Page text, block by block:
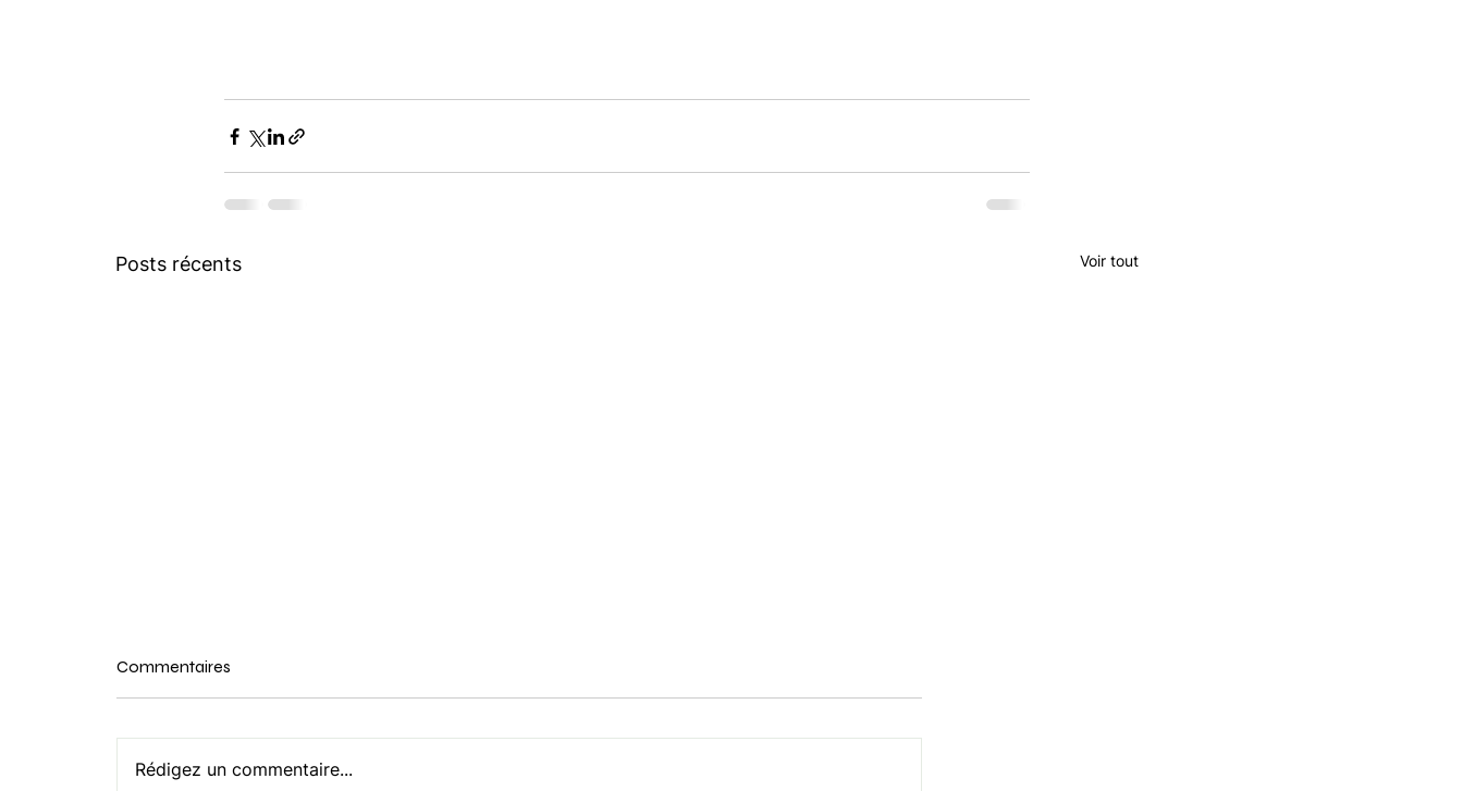
Posts récents Voir tout
Commentaires
Rédigez un commentaire...